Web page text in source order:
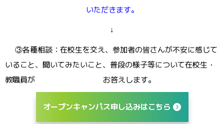
いただきます。
↓
③各種相談：在校生を交え、参加者の皆さんが不安に感じて
いること、聞いてみたいこと、普段の様子等について在校生・
教職員が お答えします。
オープンキャンパス申し込みはこちら